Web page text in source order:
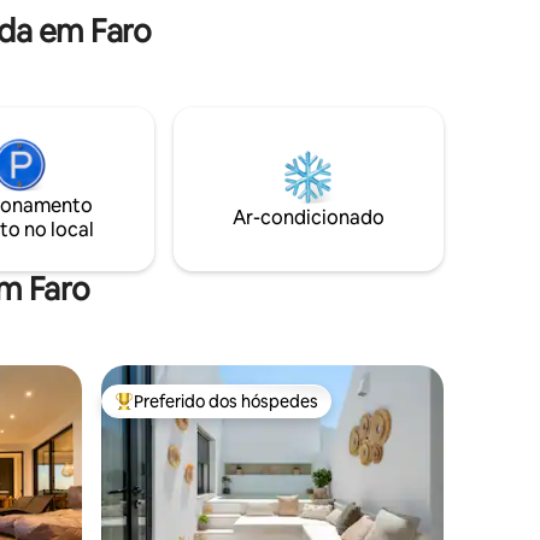
gently wakes you up.
em Faro
no local
Ar-condicionado
Faro
Entre os melhores preferidos dos hóspedes
Preferido dos hóspedes